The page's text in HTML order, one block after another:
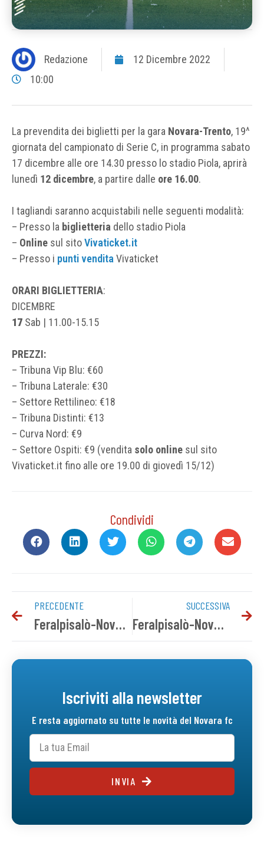
Redazione
12 Dicembre 2022
10:00
La prevendita dei biglietti per la gara Novara-Trento, 19^
giornata del campionato di Serie C, in programma sabato
17 dicembre alle ore 14.30 presso lo stadio Piola, aprirà
lunedì 12 dicembre, a partire dalle ore 16.00.
I tagliandi saranno acquistabili nelle seguenti modalità:
– Presso la biglietteria dello stadio Piola
– Online sul sitoVivaticket.it
– Presso i punti vendita Vivaticket
ORARI BIGLIETTERIA:
DICEMBRE
17 Sab | 11.00-15.15
PREZZI:
– Tribuna Vip Blu: €60
– Tribuna Laterale: €30
– Settore Rettilineo: €18
– Tribuna Distinti: €13
– Curva Nord: €9
– Settore Ospiti: €9 (vendita solo online sul sito
Vivaticket.it fino alle ore 19.00 di giovedì 15/12)
Condividi
PRECEDENTE
Feralpisalò-Novara 4-0 | Il tabellino del match
SUCCESSIVA
Feralpisalò-Novara 4-0 | Gallery
Iscriviti alla newsletter
E resta aggiornato su tutte le novità del Novara fc
INVIA